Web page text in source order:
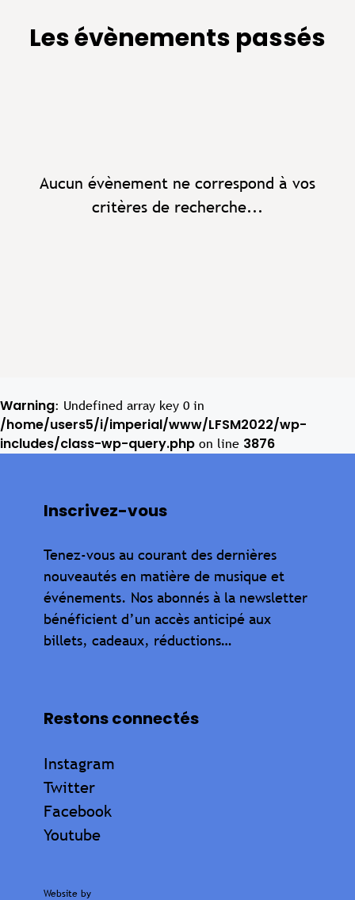
Les évènements passés
Aucun évènement ne correspond à vos
critères de recherche...
Warning: Undefined array key 0 in
/home/users5/i/imperial/www/LFSM2022/wp-
includes/class-wp-query.php on line 3876
Inscrivez-vous
Tenez-vous au courant des dernières
nouveautés en matière de musique et
événements. Nos abonnés à la newsletter
bénéficient d’un accès anticipé aux
billets, cadeaux, réductions…
Restons connectés
Instagram
Twitter
Facebook
Youtube
Website by